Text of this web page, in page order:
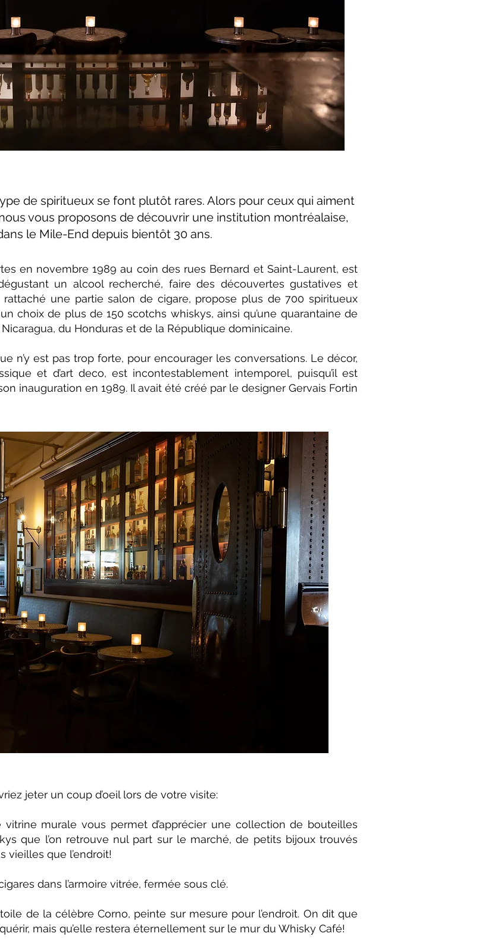
de spiritueux se font plutôt rares. Alors pour ceux qui aiment
vous proposons de découvrir une institution montréalaise,
le Mile-End depuis bientôt 30 ans.
en novembre 1989 au coin des rues Bernard et Saint-Laurent, est
un alcool recherché, faire des découvertes gustatives et
une partie salon de cigare, propose plus de 700 spiritueux
choix de plus de 150 scotchs whiskys, ainsi qu’une quarantaine de
du Honduras et de la République dominicaine.
n’y est pas trop forte, pour encourager les conversations. Le décor,
et d’art deco, est incontestablement intemporel, puisqu’il est
inauguration en 1989. Il avait été créé par le designer Gervais Fortin
jeter un coup d’oeil lors de votre visite:
murale vous permet d’apprécier une collection de bouteilles
que l’on retrouve nul part sur le marché, de petits bijoux trouvés
vieilles que l’endroit!
dans l’armoire vitrée, fermée sous clé.
de la célèbre Corno, peinte sur mesure pour l’endroit. On dit que
mais qu’elle restera éternellement sur le mur du Whisky Café!